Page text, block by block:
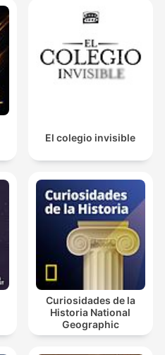
El colegio invisible
Curiosidades de la
Historia National
Geographic